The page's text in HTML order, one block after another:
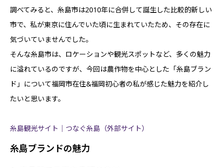
調べてみると、糸島市は2010年に合併して誕生した比較的新しい
市で、私が東京に住んでいた頃に生まれていたため、その存在に
気づいていませんでした。
そんな糸島市は、ロケーションや観光スポットなど、多くの魅力
に溢れているのですが、今回は農作物を中心とした「糸島ブラン
ド」について福岡市在住&福岡初心者の私が感じた魅力を紹介し
たいと思います。
糸島観光サイト｜つなぐ糸島（外部サイト）
糸島ブランドの魅力